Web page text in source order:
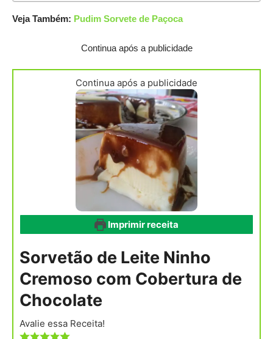
Veja Também: Pudim Sorvete de Paçoca
Continua após a publicidade
Continua após a publicidade
Imprimir receita
Sorvetão de Leite Ninho
Cremoso com Cobertura de
Chocolate
Avalie essa Receita!